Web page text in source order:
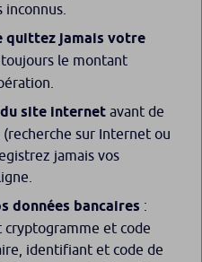
inconnus.
quittez jamais votre
le montant
site internet avant de
sur Internet ou
jamais vos
données bancaires :
et code
identifiant et code de